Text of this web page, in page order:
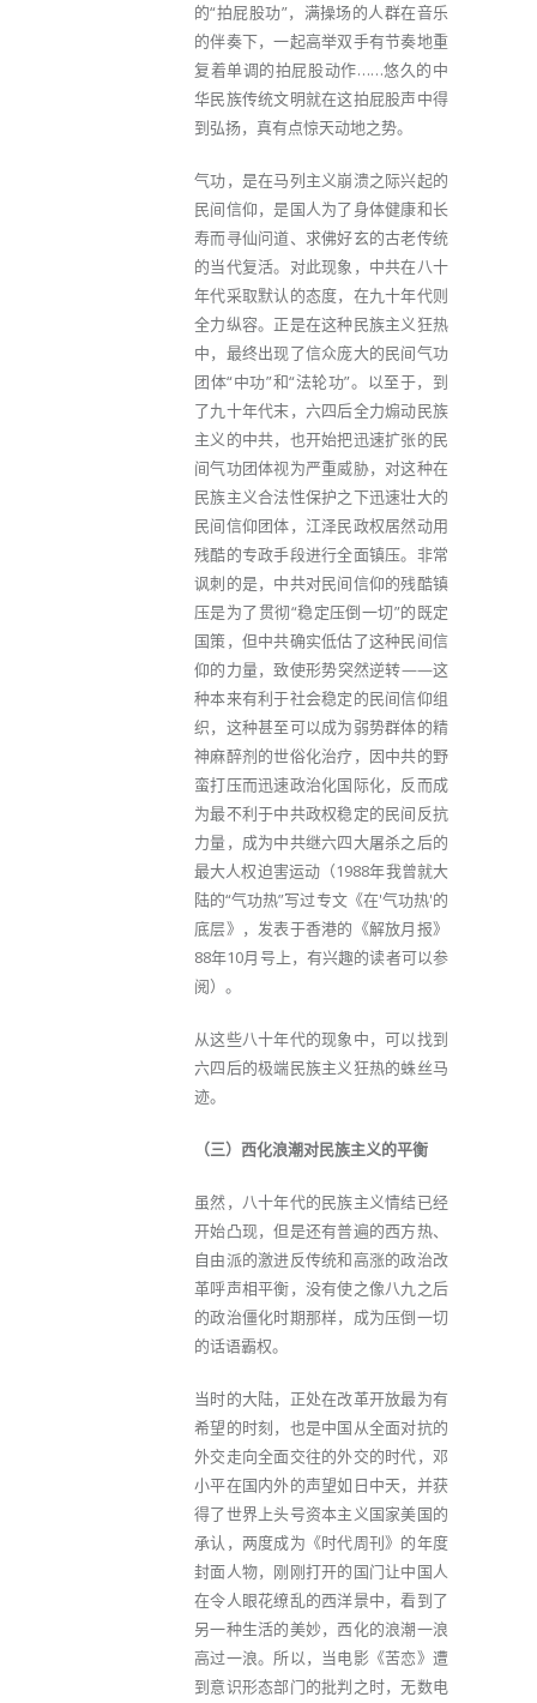
的“拍屁股功”，满操场的人群在音乐
的伴奏下，一起高举双手有节奏地重
复着单调的拍屁股动作……悠久的中
华民族传统文明就在这拍屁股声中得
到弘扬，真有点惊天动地之势。
气功，是在马列主义崩溃之际兴起的
民间信仰，是国人为了身体健康和长
寿而寻仙问道、求佛好玄的古老传统
的当代复活。对此现象，中共在八十
年代采取默认的态度，在九十年代则
全力纵容。正是在这种民族主义狂热
中，最终出现了信众庞大的民间气功
团体“中功”和“法轮功”。以至于，到
了九十年代末，六四后全力煽动民族
主义的中共，也开始把迅速扩张的民
间气功团体视为严重威胁，对这种在
民族主义合法性保护之下迅速壮大的
民间信仰团体，江泽民政权居然动用
残酷的专政手段进行全面镇压。非常
讽刺的是，中共对民间信仰的残酷镇
压是为了贯彻“稳定压倒一切”的既定
国策，但中共确实低估了这种民间信
仰的力量，致使形势突然逆转——这
种本来有利于社会稳定的民间信仰组
织，这种甚至可以成为弱势群体的精
神麻醉剂的世俗化治疗，因中共的野
蛮打压而迅速政治化国际化，反而成
为最不利于中共政权稳定的民间反抗
力量，成为中共继六四大屠杀之后的
最大人权迫害运动（1988年我曾就大
陆的“气功热”写过专文《在'气功热'的
底层》，发表于香港的《解放月报》
88年10月号上，有兴趣的读者可以参
阅）。
从这些八十年代的现象中，可以找到
六四后的极端民族主义狂热的蛛丝马
迹。
（三）西化浪潮对民族主义的平衡
虽然，八十年代的民族主义情结已经
开始凸现，但是还有普遍的西方热、
自由派的激进反传统和高涨的政治改
革呼声相平衡，没有使之像八九之后
的政治僵化时期那样，成为压倒一切
的话语霸权。
当时的大陆，正处在改革开放最为有
希望的时刻，也是中国从全面对抗的
外交走向全面交往的外交的时代，邓
小平在国内外的声望如日中天，并获
得了世界上头号资本主义国家美国的
承认，两度成为《时代周刊》的年度
封面人物，刚刚打开的国门让中国人
在令人眼花缭乱的西洋景中，看到了
另一种生活的美妙，西化的浪潮一浪
高过一浪。所以，当电影《苦恋》遭
到意识形态部门的批判之时，无数电